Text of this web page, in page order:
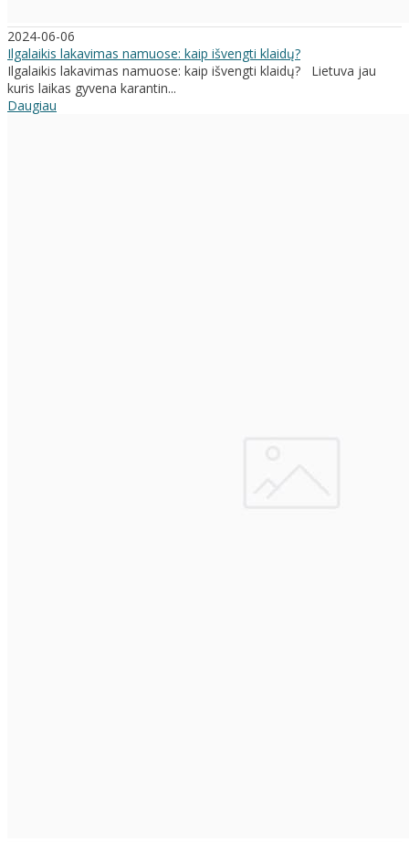
2024-06-06
Ilgalaikis lakavimas namuose: kaip išvengti klaidų?
Ilgalaikis lakavimas namuose: kaip išvengti klaidų? Lietuva jau
kuris laikas gyvena karantin...
Daugiau